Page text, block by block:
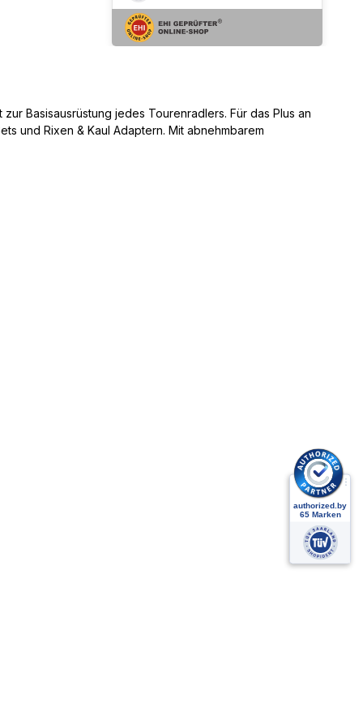
Basisausrüstung jedes Tourenradlers. Für das Plus an
und Rixen & Kaul Adaptern. Mit abnehmbarem